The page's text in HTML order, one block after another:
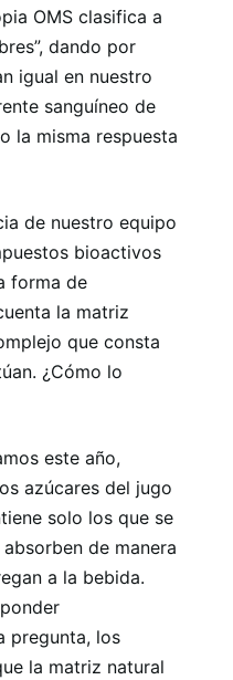
OMS clasifica a
dando por
igual en nuestro
sanguíneo de
la misma respuesta
de nuestro equipo
bioactivos
forma de
la matriz
que consta
¿Cómo lo
este año,
azúcares del jugo
solo los que se
de manera
a la bebida.
pregunta, los
la matriz natural